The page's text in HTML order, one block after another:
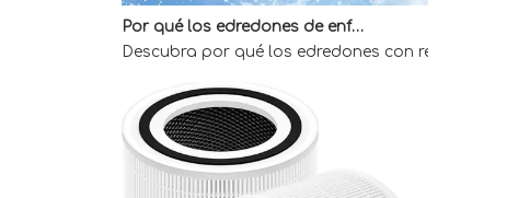
Por qué los edredones de enfriamiento directo de fábrica son la mejor opción para quienes duermen calientes
Descubra por qué los edredones con